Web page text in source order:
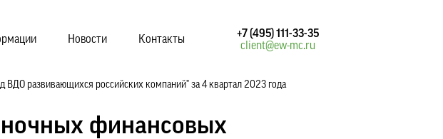
Новости Контакты
+7 (495) 111-33-35
client@ew-mc.ru
развивающихся российских компаний" за 4 квартал 2023 года
финансовых